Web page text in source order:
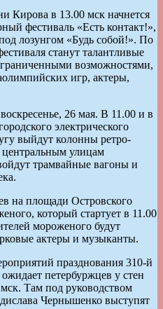
Кирова в 13.00 мск начнется
фестиваль «Есть контакт!»,
лозунгом «Будь собой!». По
станут талантливые
возможностями,
игр, актеры,
26 мая. В 11.00 и в
электрического
выйдут колонны ретро-
центральным улицам
трамвайные вагоны и
на площади Островского
который стартует в 11.00
мороженого будут
актеры и музыканты.
празднования 310-й
петербуржцев у стен
Там под руководством
Чернышенко выступят